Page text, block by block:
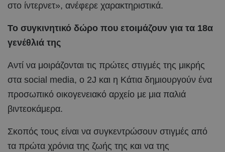
στο ίντερνετ», ανέφερε χαρακτηριστικά.
Το συγκινητικό δώρο που ετοιμάζουν για τα 18α
γενέθλιά της
Αντί να μοιράζονται τις πρώτες στιγμές της μικρής
στα social media, ο 2J και η Κάτια δημιουργούν ένα
προσωπικό οικογενειακό αρχείο με μια παλιά
βιντεοκάμερα.
Σκοπός τους είναι να συγκεντρώσουν στιγμές από
τα πρώτα χρόνια της ζωής της και να της